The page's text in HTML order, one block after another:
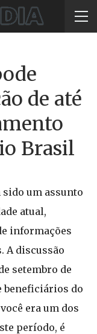
de até
Brasil
um assunto
atual,
informações
A discussão
setembro de
beneficiários do
era um dos
período, é